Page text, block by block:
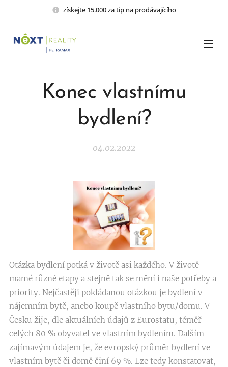
získejte 15.000 za tip na prodávajícího
Konec vlastnímu
bydlení?
04.02.2022
Otázka bydlení potká v životě asi každého. V životě
mamé různé etapy a stejně tak se mění i naše potřeby a
priority. Nejčastěji pokládanou otázkou je bydlení v
nájemním bytě, anebo koupě vlastního bytu/domu. V
Česku žije, dle aktuálních údajů z Eurostatu, téměř
celých 80 % obyvatel ve vlastním bydlením. Dalším
zajímavým údajem je, že evropský průměr bydlení ve
vlastním bytě či domě činí 69 %. Lze tedy konstatovat,